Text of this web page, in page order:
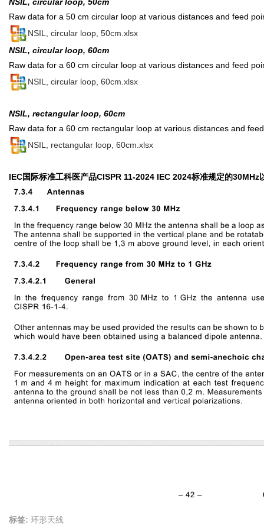
NSIL, circular loop, 50cm
Raw data for a 50 cm circular loop at various distances and feed
NSIL, circular loop, 50cm.xlsx
NSIL, circular loop, 60cm
Raw data for a 60 cm circular loop at various distances and feed
NSIL, circular loop, 60cm.xlsx
NSIL, rectangular loop, 60cm
Raw data for a 60 cm rectangular loop at various distances and
NSIL, rectangular loop, 60cm.xlsx
IEC国际标准工科医产品CISPR 11-2024 IEC 2024标准规定的
标签: 环形天线